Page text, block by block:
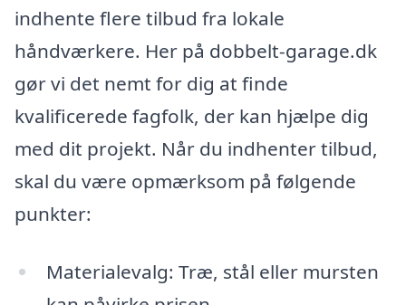
indhente flere tilbud fra lokale
håndværkere. Her på dobbelt-garage.dk
gør vi det nemt for dig at finde
kvalificerede fagfolk, der kan hjælpe dig
med dit projekt. Når du indhenter tilbud,
skal du være opmærksom på følgende
punkter:
Materialevalg: Træ, stål eller mursten